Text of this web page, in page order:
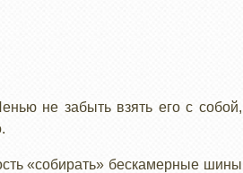
не забыть взять его с собой,
«собирать» бескамерные шины